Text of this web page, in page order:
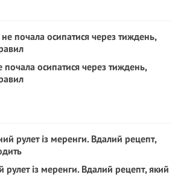
осипатися через тиждень,
із меренги. Вдалий рецепт, який